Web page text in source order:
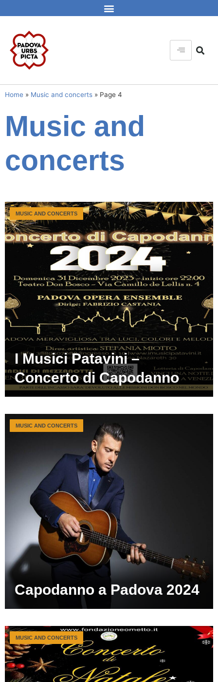
Home » Music and concerts » Page 4
Music and
concerts
I Musici Patavini –
Concerto di Capodanno
MUSIC AND CONCERTS
Capodanno a Padova 2024
MUSIC AND CONCERTS
MUSIC AND CONCERTS